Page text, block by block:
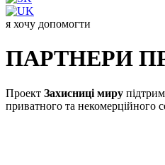
я хочу допомогти
ПАРТНЕРИ
Проект Захисниці миру
приватного та некомерційного